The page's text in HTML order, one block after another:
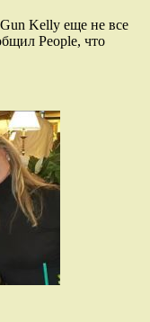
Kelly еще не все
People, что